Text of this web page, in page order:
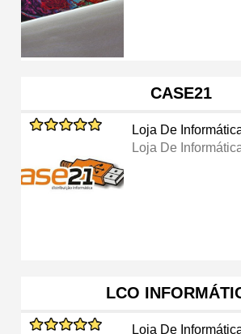
CASE21
Loja De
Loja De
LCO
Loja De